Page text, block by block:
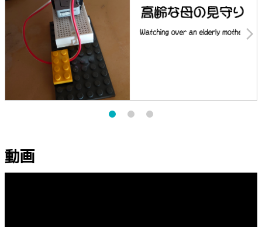
arrow_forward_ios
動画